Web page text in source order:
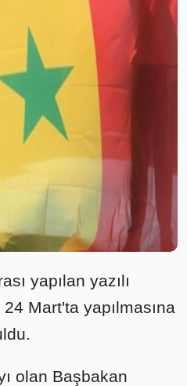
yapılan yazılı
Mart'ta yapılmasına
olan Başbakan